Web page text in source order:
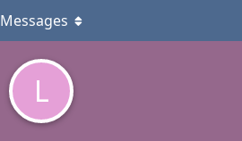
L
Messages